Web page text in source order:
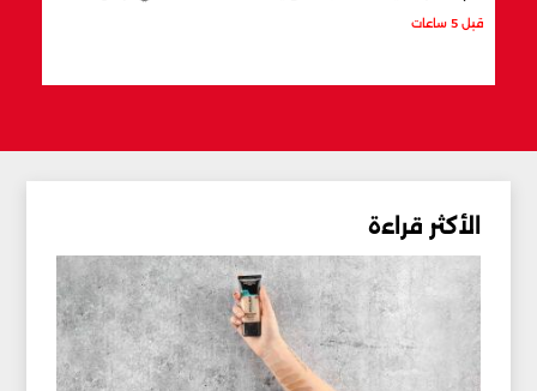
قبل 5 ساعات
الأكثر قراءة